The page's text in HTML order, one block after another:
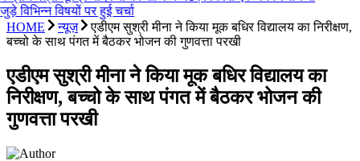
विभिन्न विषयों पर हुई चर्चा
HOME
न्यूज़
एडीएम सुश्री मीना ने किया मूक बधिर विद्यालय का निरीक्षण,
बच्चो के साथ पंगत में बैठकर भोजन की गुणवत्ता परखी
एडीएम सुश्री मीना ने किया मूक बधिर विद्यालय का
निरीक्षण, बच्चो के साथ पंगत में बैठकर भोजन की
गुणवत्ता परखी